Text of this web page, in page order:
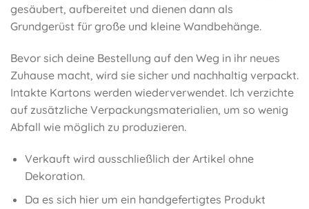
gesäubert, aufbereitet und dienen dann als
Grundgerüst für große und kleine Wandbehänge.
Bevor sich deine Bestellung auf den Weg in ihr neues
Zuhause macht, wird sie sicher und nachhaltig verpackt.
Intakte Kartons werden wiederverwendet. Ich verzichte
auf zusätzliche Verpackungsmaterialien, um so wenig
Abfall wie möglich zu produzieren.
Verkauft wird ausschließlich der Artikel ohne
Dekoration.
Da es sich hier um ein handgefertigtes Produkt